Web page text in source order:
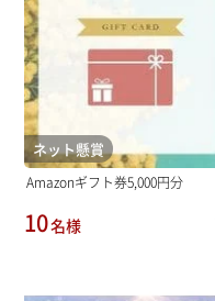
ネット懸賞
Amazonギフト券5,000円分
10名様